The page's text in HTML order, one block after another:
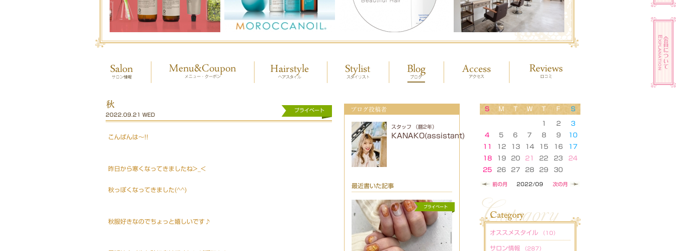
秋
2022.09.21 WED
プライベート
こんばんは〜!!
昨日から寒くなってきましたね>_<
秋っぽくなってきました(^^)
秋服好きなのでちょっと嬉しいです♪
ブログ投稿者
スタッフ （暦2年）
KANAKO(assistant)
最近書いた記事 前の月 2022/09 次の月
S M T W T F S
1 2
3
4
5 6 7 8 9
10
11
12 13 14 15 16
17
18
19 20 21 22 23
24
25
26 27 28 29 30
オススメスタイル （10）
サロン情報 （287）